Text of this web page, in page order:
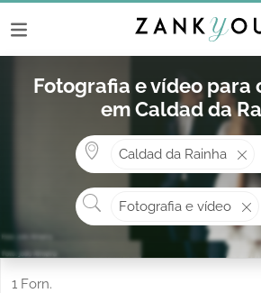
Fotografia e vídeo para
em Caldad da
Onde?
Caldad da Rainha
O que
Fotografia e vídeo
1 Forn.